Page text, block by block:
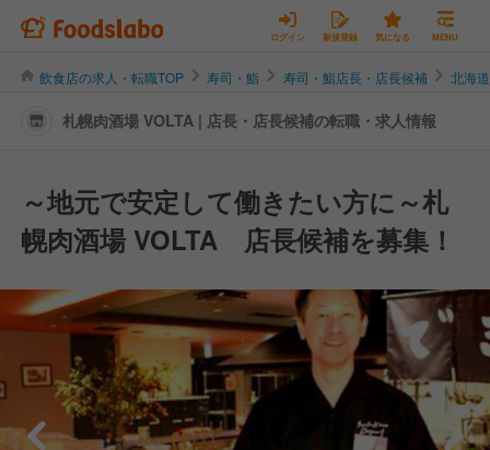
ログイン 新規登録 気になる MENU
飲食店の求人・転職TOP 寿司・鮨 寿司・鮨店長・店長候補 北海
札幌肉酒場 VOLTA | 店長・店長候補の転職・求人情報
～地元で安定して働きたい方に～札
幌肉酒場 VOLTA 店長候補を募集！